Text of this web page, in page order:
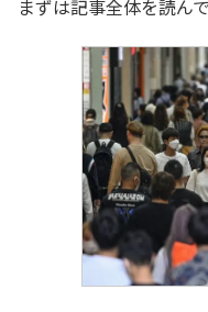
まずは記事全体を読ん